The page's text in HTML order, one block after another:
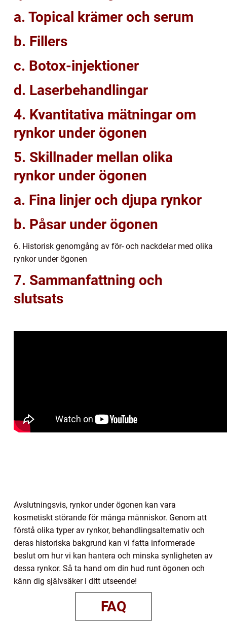
a. Topical krämer och serum
b. Fillers
c. Botox-injektioner
d. Laserbehandlingar
4. Kvantitativa mätningar om
rynkor under ögonen
5. Skillnader mellan olika
rynkor under ögonen
a. Fina linjer och djupa rynkor
b. Påsar under ögonen
6. Historisk genomgång av för- och nackdelar med olika
rynkor under ögonen
7. Sammanfattning och
slutsats
Avslutningsvis, rynkor under ögonen kan vara
kosmetiskt störande för många människor. Genom att
förstå olika typer av rynkor, behandlingsalternativ och
deras historiska bakgrund kan vi fatta informerade
beslut om hur vi kan hantera och minska synligheten av
dessa rynkor. Så ta hand om din hud runt ögonen och
känn dig självsäker i ditt utseende!
FAQ